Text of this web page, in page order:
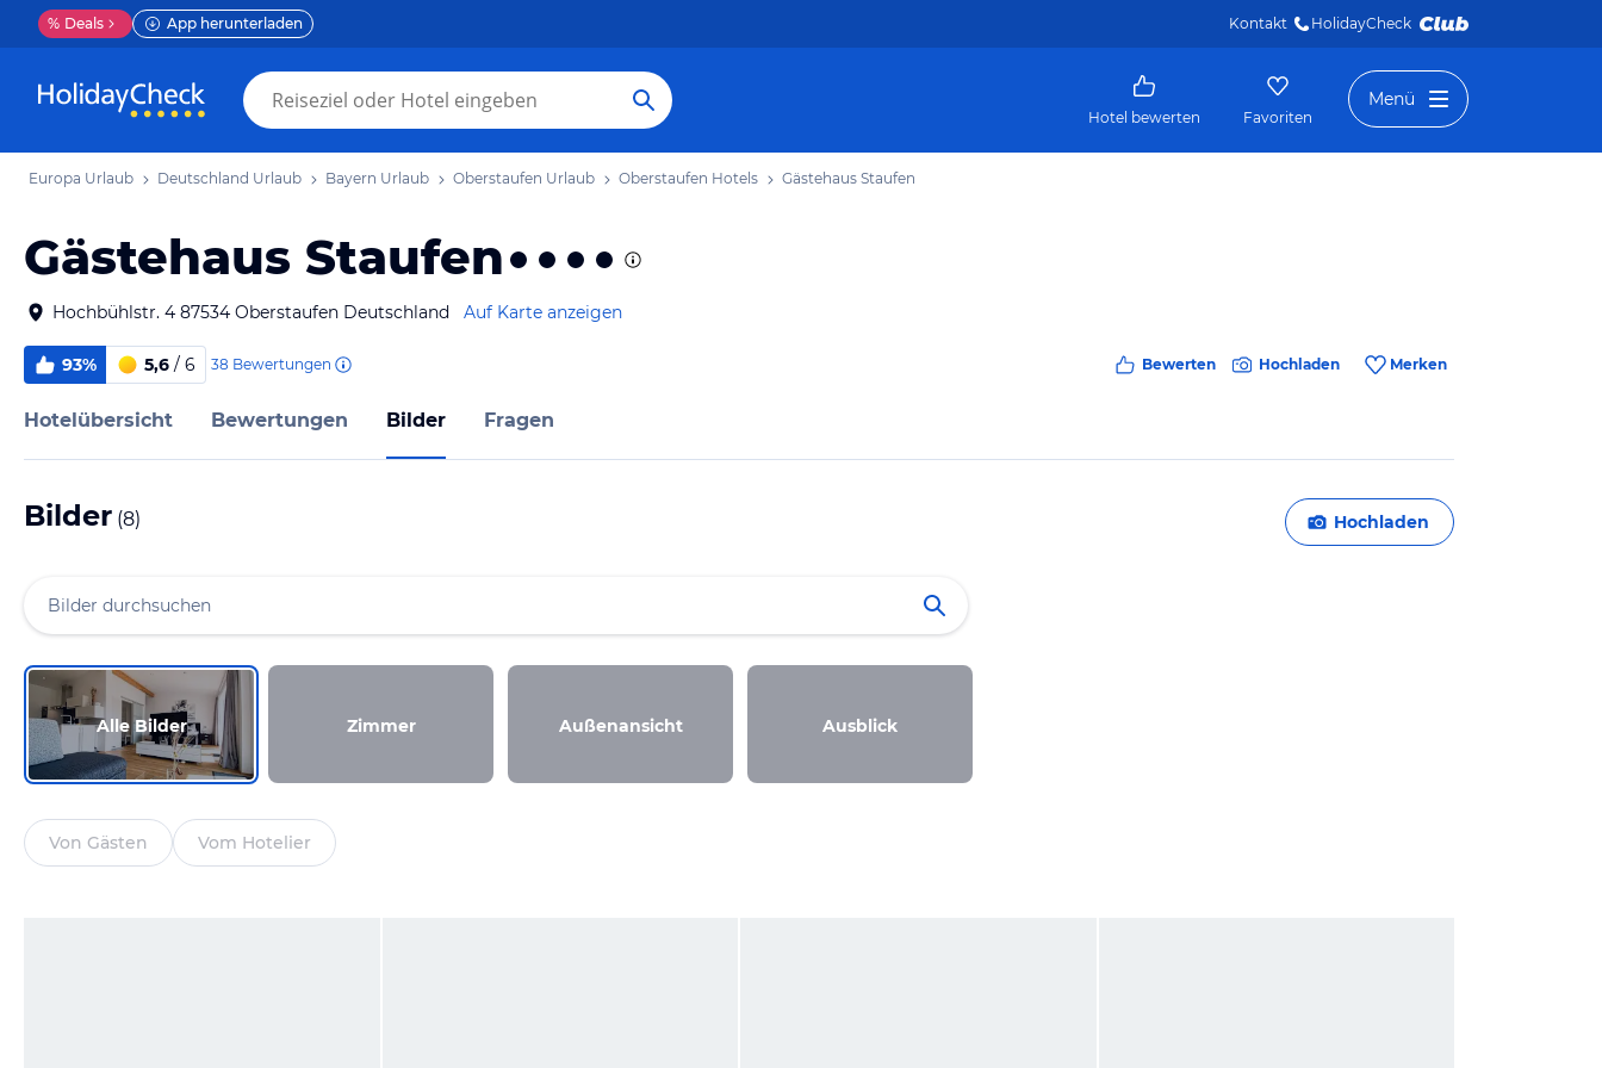
% Deals App herunterladen Kontakt HolidayCheck
Hotel bewerten Favoriten
Menü
Europa Urlaub Deutschland Urlaub Bayern Urlaub Oberstaufen Urlaub Oberstaufen Hotels Gästehaus Staufen
Gästehaus Staufen
Hochbühlstr. 4 87534 Oberstaufen Deutschland Auf Karte anzeigen
93% 5,6 / 6 38 Bewertungen Bewerten Hochladen Merken
Hotelübersicht Bewertungen Bilder Fragen
Bilder (8) Hochladen
Alle Bilder Zimmer Außenansicht Ausblick
Von Gästen Vom Hotelier